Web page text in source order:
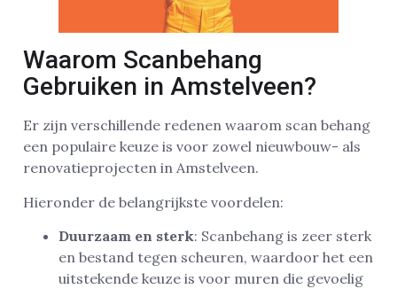
Waarom Scanbehang
Gebruiken in Amstelveen?
Er zijn verschillende redenen waarom scan behang
een populaire keuze is voor zowel nieuwbouw- als
renovatieprojecten in Amstelveen.
Hieronder de belangrijkste voordelen:
Duurzaam en sterk: Scanbehang is zeer sterk
en bestand tegen scheuren, waardoor het een
uitstekende keuze is voor muren die gevoelig